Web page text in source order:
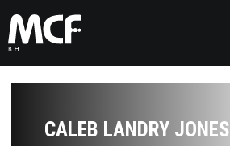
CALEB LANDRY JONES